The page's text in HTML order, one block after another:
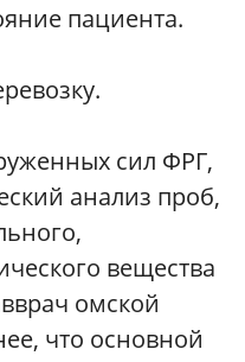
пациента.
сил ФРГ,
анализ проб,
вещества
омской
что основной